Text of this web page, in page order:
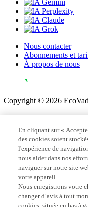
Nous contacter
Abonnements et
À propos de nous
Copyright © 2026
Contrats
Confidentialité des
Mentions légales
Paramètres des
En cliquant sur «
des cookies soient
l'expérience de
nous aider dans nos
naviguer sur notre site
votre appareil.
Nous enregistrons votre
changer d’avis à tout
cookies, située en bas à